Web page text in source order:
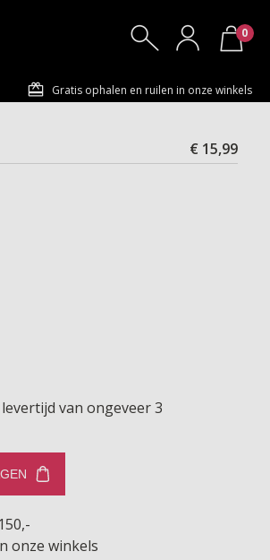
0
Gratis ophalen en ruilen in onze winkels
€ 15,99
van ongeveer 3
onze winkels